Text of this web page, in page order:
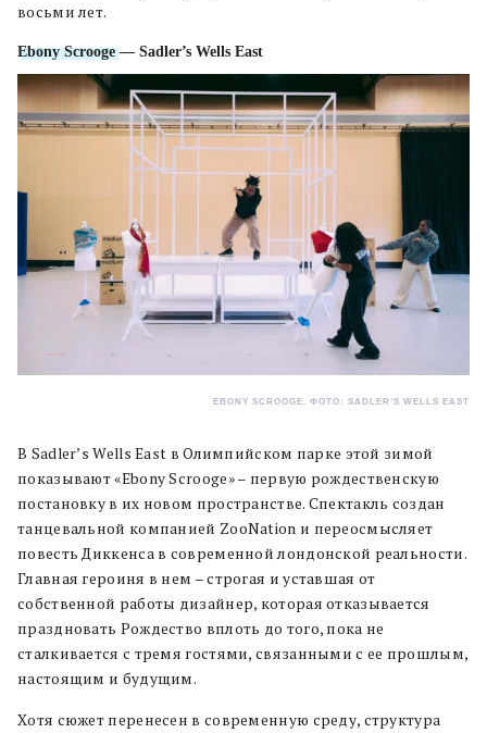
восьми лет.
Ebony Scrooge— Sadler’s Wells East
EBONY SCROOGE. ФОТО: SADLER’S WELLS EAST
В Sadler’s Wells East в Олимпийском парке этой зимой
показывают «Ebony Scrooge» – первую рождественскую
постановку в их новом пространстве. Спектакль создан
танцевальной компанией ZooNation и переосмысляет
повесть Диккенса в современной лондонской реальности.
Главная героиня в нем – строгая и уставшая от
собственной работы дизайнер, которая отказывается
праздновать Рождество вплоть до того, пока не
сталкивается с тремя гостями, связанными с ее прошлым,
настоящим и будущим.
Хотя сюжет перенесен в современную среду, структура